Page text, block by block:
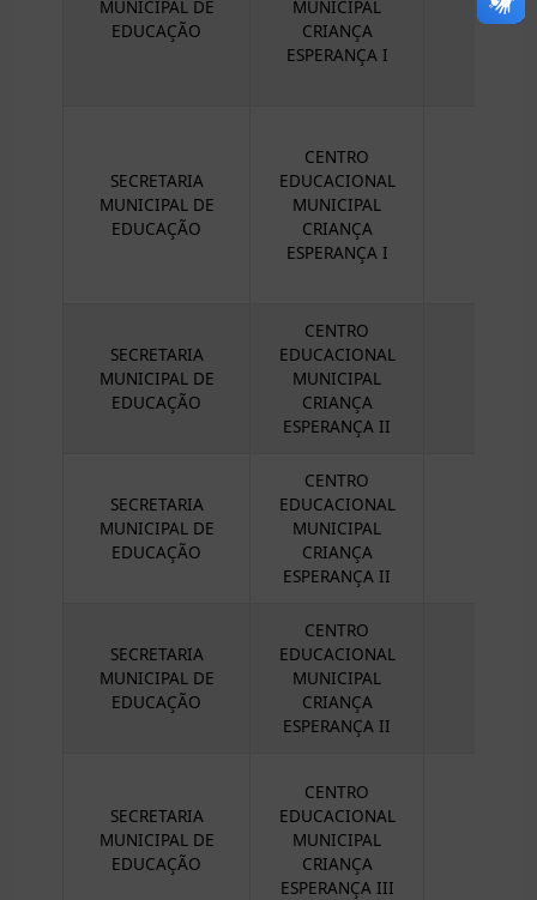
MUNICIPAL DE
EDUCAÇÃO
MUNICIPAL
CRIANÇA
ESPERANÇA I
SECRETARIA
MUNICIPAL DE
EDUCAÇÃO
CENTRO
EDUCACIONAL
MUNICIPAL
CRIANÇA
ESPERANÇA I
SECRETARIA
MUNICIPAL DE
EDUCAÇÃO
CENTRO
EDUCACIONAL
MUNICIPAL
CRIANÇA
ESPERANÇA II
SECRETARIA
MUNICIPAL DE
EDUCAÇÃO
CENTRO
EDUCACIONAL
MUNICIPAL
CRIANÇA
ESPERANÇA II
SECRETARIA
MUNICIPAL DE
EDUCAÇÃO
CENTRO
EDUCACIONAL
MUNICIPAL
CRIANÇA
ESPERANÇA II
SECRETARIA
MUNICIPAL DE
EDUCAÇÃO
CENTRO
EDUCACIONAL
MUNICIPAL
CRIANÇA
ESPERANÇA III